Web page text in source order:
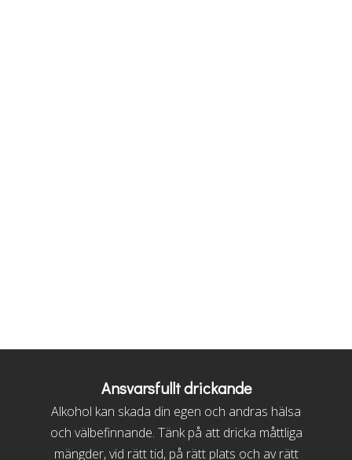
Ansvarsfullt drickande
Alkohol kan skada din egen och andras hälsa
och välbefinnande. Tänk på att dricka måttliga
mängder, vid rätt tid, på rätt plats och av rätt